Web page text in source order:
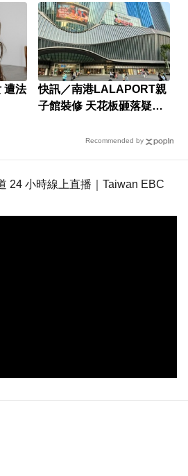
遭法
快訊／南港LALAPORT親
子館裝修 天花板砸落疑釀
Recommended by
24 小時線上直播｜Taiwan EBC